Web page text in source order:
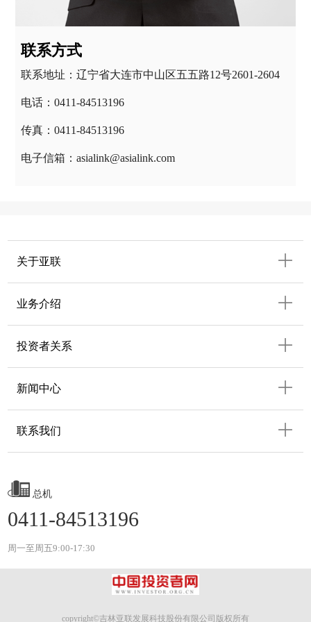
联系方式
联系地址：辽宁省大连市中山区五五路12号2601-2604
电话：0411-84513196
传真：0411-84513196
电子信箱：asialink@asialink.com
关于亚联
业务介绍
投资者关系
新闻中心
联系我们
总机
0411-84513196
周一至周五9:00-17:30
copyright©吉林亚联发展科技股份有限公司版权所有